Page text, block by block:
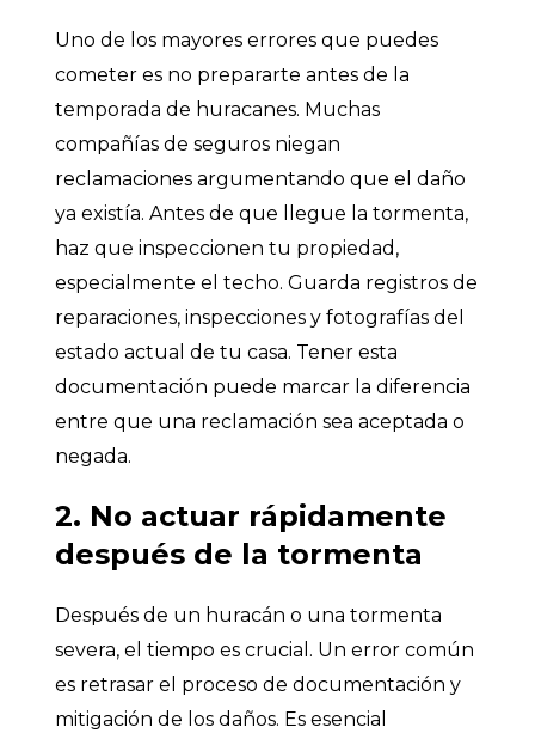
Uno de los mayores errores que puedes
cometer es no prepararte antes de la
temporada de huracanes. Muchas
compañías de seguros niegan
reclamaciones argumentando que el daño
ya existía. Antes de que llegue la tormenta,
haz que inspeccionen tu propiedad,
especialmente el techo. Guarda registros de
reparaciones, inspecciones y fotografías del
estado actual de tu casa. Tener esta
documentación puede marcar la diferencia
entre que una reclamación sea aceptada o
negada.
2. No actuar rápidamente
después de la tormenta
Después de un huracán o una tormenta
severa, el tiempo es crucial. Un error común
es retrasar el proceso de documentación y
mitigación de los daños. Es esencial